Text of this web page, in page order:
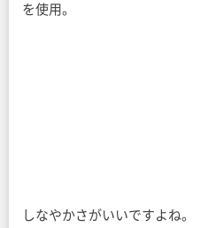
を使用。
しなやかさがいいですよね。